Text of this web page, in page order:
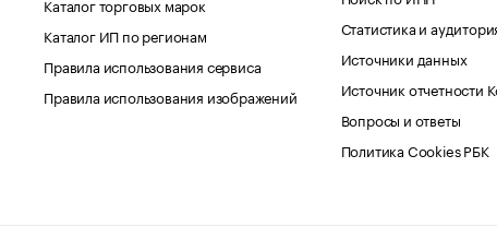
Каталог ИП по регионам
Правила использования сервиса
Правила использования изображений
Статистика и
Источники данных
Источник отчетности
Вопросы и ответы
Политика Cookies РБК